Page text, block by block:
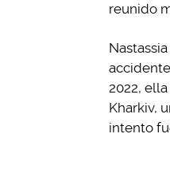
reunido
2022,
Kharkiv,
intento